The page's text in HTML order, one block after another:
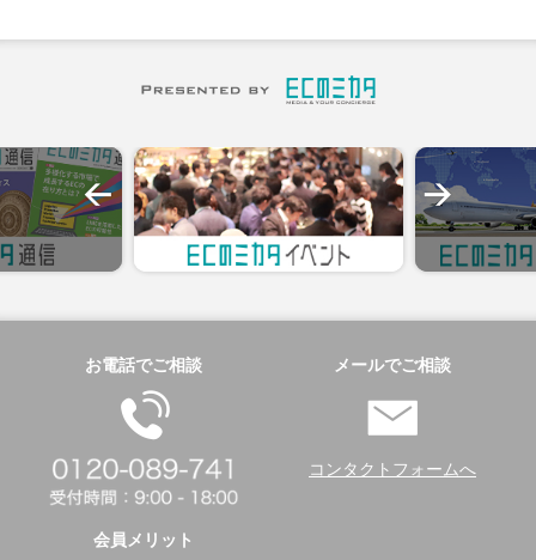
お電話でご相談 メールでご相談
コンタクトフォームへ
会員メリット